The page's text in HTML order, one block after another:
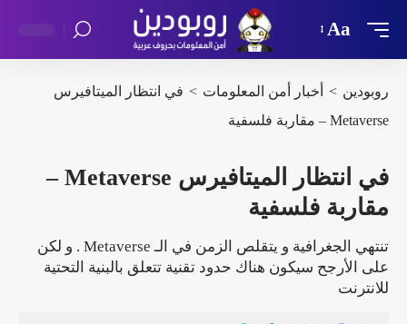
Aa
روبودين > أخبار أمن المعلومات > في انتظار الميتافيرس
Metaverse – مقاربة فلسفية
في انتظار الميتافيرس Metaverse –
مقاربة فلسفية
تنتهي الجغرافية و يتقلص الزمن في الـ Metaverse . و لكن
على الأرجح سيكون هناك حدود تقنية تتعلق بالبنية التحتية
للانترنت